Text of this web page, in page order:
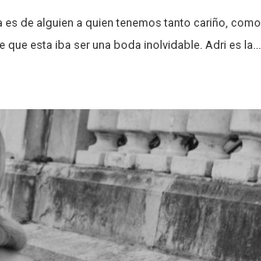
de alguien a quien tenemos tanto cariño, como
esta iba ser una boda inolvidable. Adri es la...